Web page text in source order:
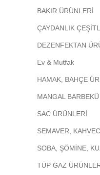
BAKIR ÜRÜNLERİ
ÇAYDANLIK
DEZENFEKTAN
Ev & Mutfak
HAMAK, BAHÇE
MANGAL BARBEKÜ
SAC ÜRÜNLERİ
SEMAVER,
SOBA, ŞÖMİNE,
TÜP GAZ